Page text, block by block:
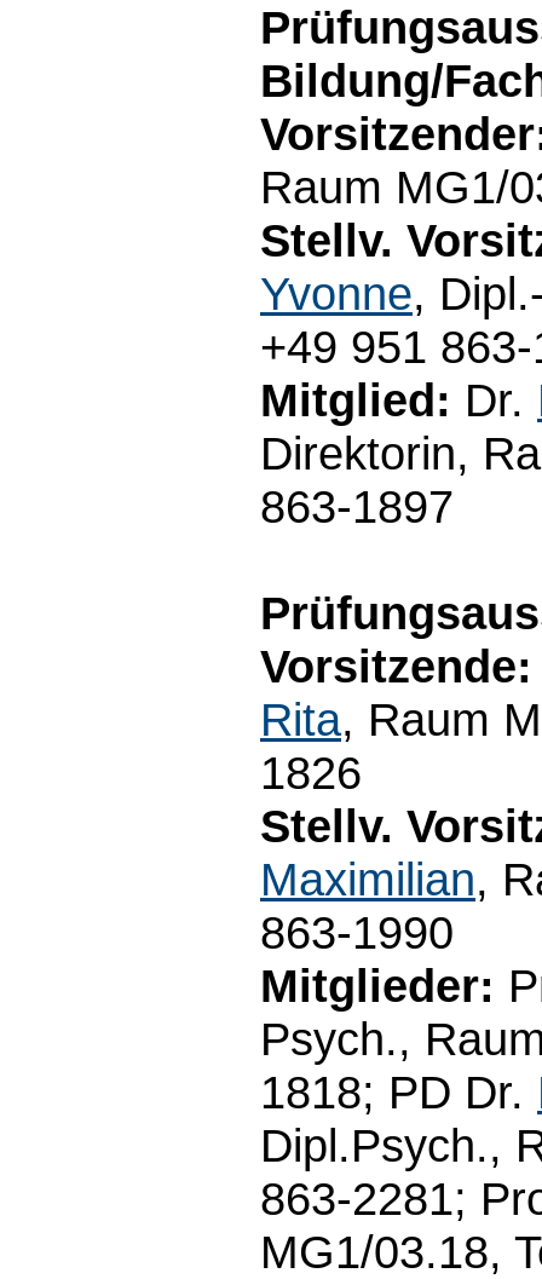
Bildung/
Raum MG1/
Stellv.
Yvonne,
+49 951
Mitglied: Dr.
Direktorin,
863-1897
Vorsitzende:
Rita, Raum
1826
Stellv.
Maximilian,
863-1990
Mitglieder:
Psych.,
1818; PD Dr.
Dipl.Psych.,
863-2281;
MG1/03.18,